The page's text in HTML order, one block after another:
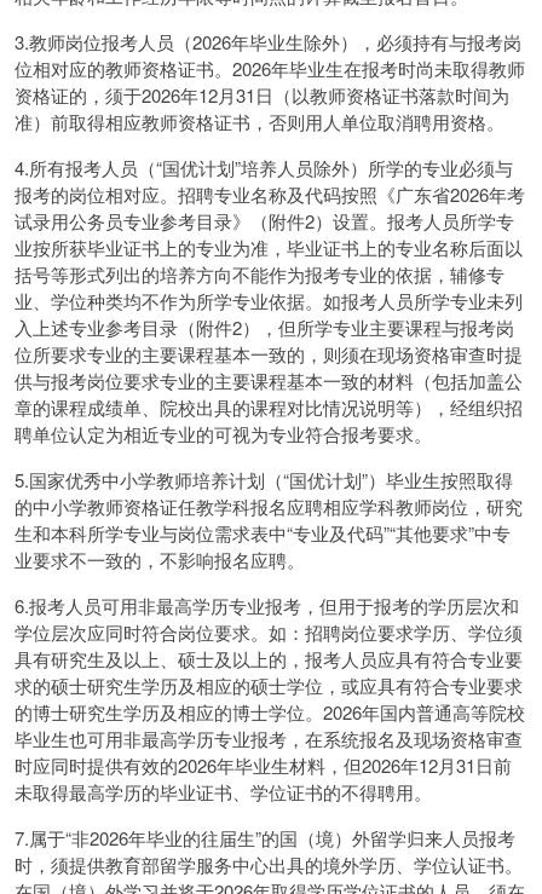
3.教师岗位报考人员（2026年毕业生除外），必须持有与报考岗
位相对应的教师资格证书。2026年毕业生在报考时尚未取得教师
资格证的，须于2026年12月31日（以教师资格证书落款时间为
准）前取得相应教师资格证书，否则用人单位取消聘用资格。
4.所有报考人员（“国优计划”培养人员除外）所学的专业必须与
报考的岗位相对应。招聘专业名称及代码按照《广东省2026年考
试录用公务员专业参考目录》（附件2）设置。报考人员所学专
业按所获毕业证书上的专业为准，毕业证书上的专业名称后面以
括号等形式列出的培养方向不能作为报考专业的依据，辅修专
业、学位种类均不作为所学专业依据。如报考人员所学专业未列
入上述专业参考目录（附件2），但所学专业主要课程与报考岗
位所要求专业的主要课程基本一致的，则须在现场资格审查时提
供与报考岗位要求专业的主要课程基本一致的材料（包括加盖公
章的课程成绩单、院校出具的课程对比情况说明等），经组织招
聘单位认定为相近专业的可视为专业符合报考要求。
5.国家优秀中小学教师培养计划（“国优计划”）毕业生按照取得
的中小学教师资格证任教学科报名应聘相应学科教师岗位，研究
生和本科所学专业与岗位需求表中“专业及代码”“其他要求”中专
业要求不一致的，不影响报名应聘。
6.报考人员可用非最高学历专业报考，但用于报考的学历层次和
学位层次应同时符合岗位要求。如：招聘岗位要求学历、学位须
具有研究生及以上、硕士及以上的，报考人员应具有符合专业要
求的硕士研究生学历及相应的硕士学位，或应具有符合专业要求
的博士研究生学历及相应的博士学位。2026年国内普通高等院校
毕业生也可用非最高学历专业报考，在系统报名及现场资格审查
时应同时提供有效的2026年毕业生材料，但2026年12月31日前
未取得最高学历的毕业证书、学位证书的不得聘用。
7.属于“非2026年毕业的往届生”的国（境）外留学归来人员报考
时，须提供教育部留学服务中心出具的境外学历、学位认证书。